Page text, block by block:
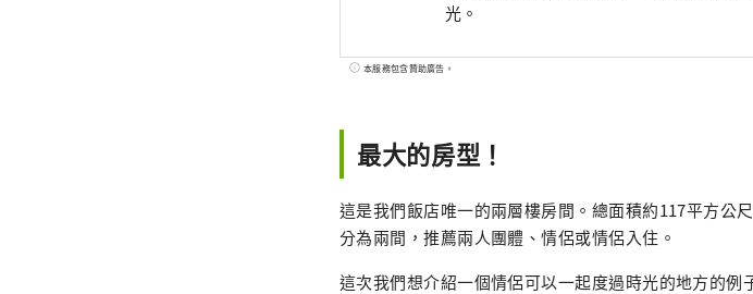
光。
本服務包含贊助廣告。
最大的房型！
這是我們飯店唯一的兩層樓房間。總面積約117平方公
分為兩間，推薦兩人團體、情侶或情侶入住。
這次我們想介紹一個情侶可以一起度過時光的地方的例